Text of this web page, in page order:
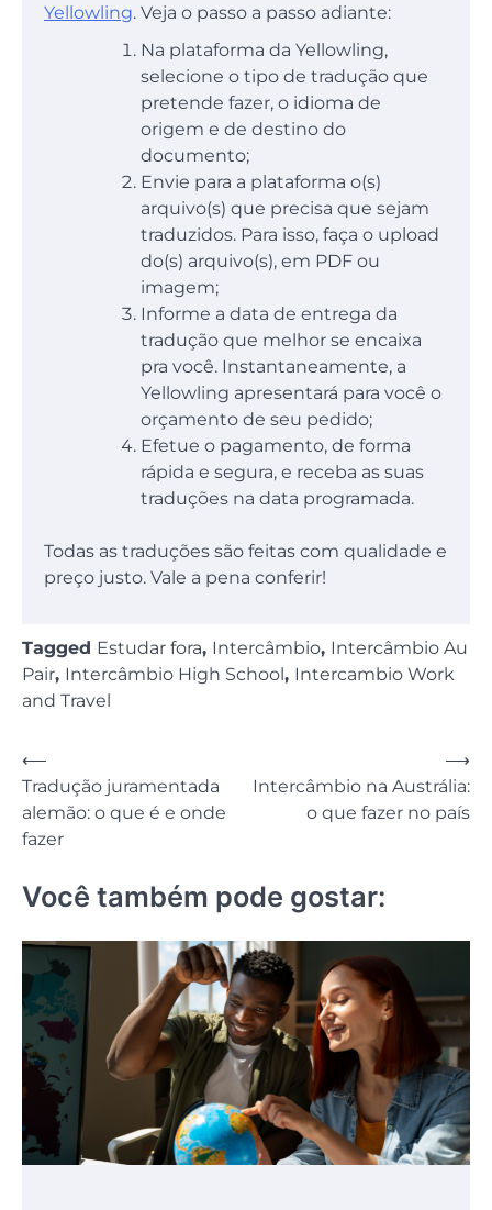
Yellowling. Veja o passo a passo adiante:
Na plataforma da Yellowling,
selecione o tipo de tradução que
pretende fazer, o idioma de
origem e de destino do
documento;
Envie para a plataforma o(s)
arquivo(s) que precisa que sejam
traduzidos. Para isso, faça o upload
do(s) arquivo(s), em PDF ou
imagem;
Informe a data de entrega da
tradução que melhor se encaixa
pra você. Instantaneamente, a
Yellowling apresentará para você o
orçamento de seu pedido;
Efetue o pagamento, de forma
rápida e segura, e receba as suas
traduções na data programada.
Todas as traduções são feitas com qualidade e
preço justo. Vale a pena conferir!
Tagged Estudar fora, Intercâmbio, Intercâmbio Au
Pair, Intercâmbio High School, Intercambio Work
and Travel
Navegação
de
Post
⟵
Tradução juramentada
alemão: o que é e onde
fazer
Intercâmbio na Austrália:
o que fazer no país
⟶
Você também pode gostar: